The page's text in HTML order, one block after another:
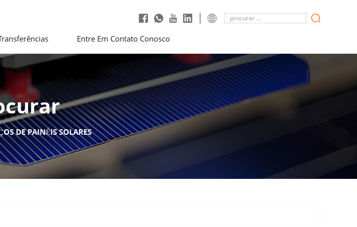
Entre Em Contato Conosco
DE PAINÉIS SOLARES